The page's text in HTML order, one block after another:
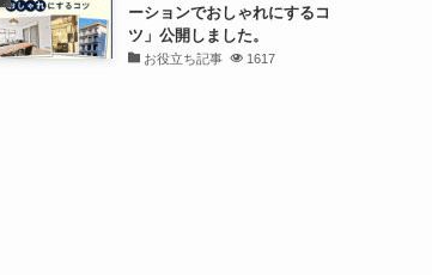
ーションでおしゃれにするコ
ツ」公開しました。
お役立ち記事 1617